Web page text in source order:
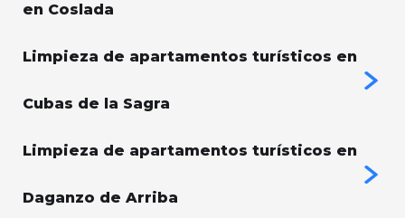
en Coslada
Limpieza de apartamentos turísticos en
Cubas de la Sagra
Limpieza de apartamentos turísticos en
Daganzo de Arriba